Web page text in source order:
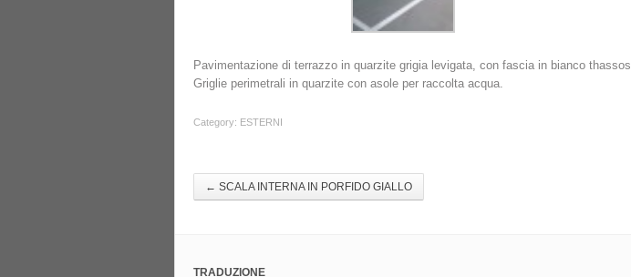
Pavimentazione di terrazzo in quarzite grigia levigata, con fascia in bianco thassos.
Griglie perimetrali in quarzite con asole per raccolta acqua.
Category: ESTERNI
← SCALA INTERNA IN PORFIDO GIALLO
TRADUZIONE